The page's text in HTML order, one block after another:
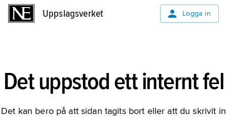
Uppslagsverket Logga in
Det uppstod ett internt fel
Det kan bero på att sidan tagits bort eller att du skrivit in